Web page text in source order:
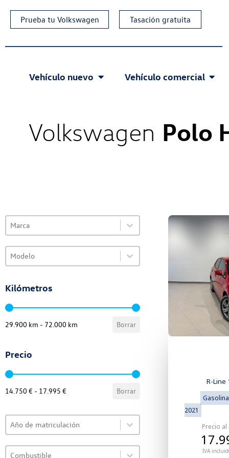
Prueba tu Volkswagen Tasación gratuita
Vehículo nuevo Vehículo comercial
Volkswagen Polo
VO Selector de marca
Select content
Select content
VO Selector de modelo
Select content
Select content
Kilómetros
VO Selector de kilómetros
29.900 km - 72.000 km Borrar
Precio
VO Selector de precio
14.750 € - 17.995 € Borrar
VO Selector de año
Select content
Select content
VO Selector de combustible
Select content
Select content
R-Line
Gasolina
2021
Precio
IVA